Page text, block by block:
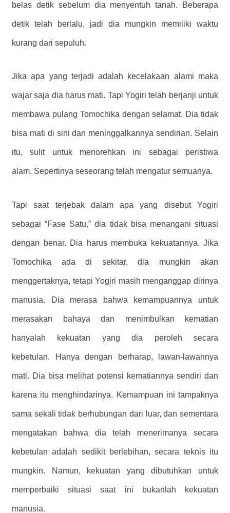
belas detik sebelum dia menyentuh tanah. Beberapa
detik telah berlalu, jadi dia mungkin memiliki waktu
kurang dari sepuluh.
Jika apa yang terjadi adalah kecelakaan alami maka
wajar saja dia harus mati. Tapi Yogiri telah berjanji untuk
membawa pulang Tomochika dengan selamat. Dia tidak
bisa mati di sini dan meninggalkannya sendirian. Selain
itu, sulit untuk menorehkan ini sebagai peristiwa
alam. Sepertinya seseorang telah mengatur semuanya.
Tapi saat terjebak dalam apa yang disebut Yogiri
sebagai “Fase Satu,” dia tidak bisa menangani situasi
dengan benar. Dia harus membuka kekuatannya. Jika
Tomochika ada di sekitar, dia mungkin akan
menggertaknya, tetapi Yogiri masih menganggap dirinya
manusia. Dia merasa bahwa kemampuannya untuk
merasakan bahaya dan menimbulkan kematian
hanyalah kekuatan yang dia peroleh secara
kebetulan. Hanya dengan berharap, lawan-lawannya
mati. Dia bisa melihat potensi kematiannya sendiri dan
karena itu menghindarinya. Kemampuan ini tampaknya
sama sekali tidak berhubungan dari luar, dan sementara
mengatakan bahwa dia telah menerimanya secara
kebetulan adalah sedikit berlebihan, secara teknis itu
mungkin. Namun, kekuatan yang dibutuhkan untuk
memperbaiki situasi saat ini bukanlah kekuatan
manusia.